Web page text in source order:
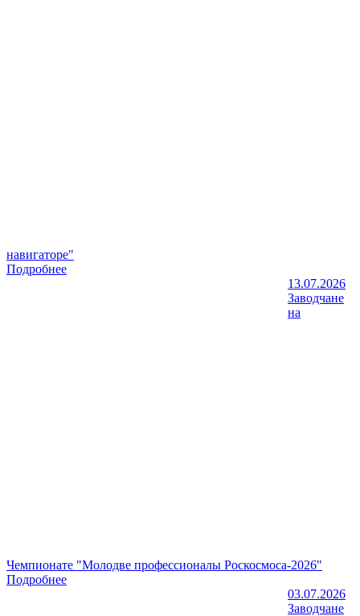
навигаторе"
Подробнее
13.07.2026
Заводчане
на
Чемпионате "Молодве профессионалы Роскосмоса-2026"
Подробнее
03.07.2026
Заводчане